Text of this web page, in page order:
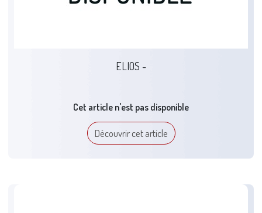
ELIOS -
Cet article n'est pas disponible
Découvrir cet article